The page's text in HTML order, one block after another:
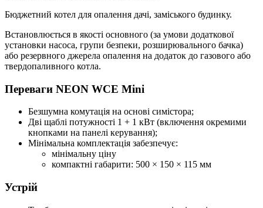
Бюджетний котел для опалення дачі, заміського будинку.
Встановлюється в якості основного (за умови додаткової
установки насоса, групи безпеки, розширювального бачка)
або резервного джерела опалення на додаток до газового або
твердопаливного котла.
Переваги NEON WCE Mini
Безшумна комутація на основі симістора;
Дві щаблі потужності 1 + 1 кВт (включення окремими
кнопками на панелі керування);
Мінімальна комплектація забезпечує:
мінімальну ціну
компактні габарити: 500 × 150 × 115 мм
Устрій